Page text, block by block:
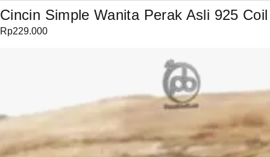
Cincin Simple Wanita Perak Asli 925
Rp229.000